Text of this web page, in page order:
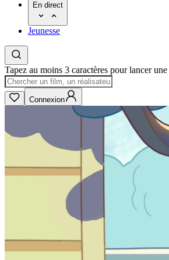
En direct
Jeunesse
Tapez au moins 3 caractères pour lancer
Connexion